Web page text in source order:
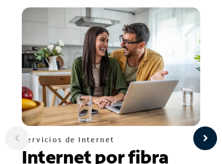
Servicios de Internet
Internet por fibra